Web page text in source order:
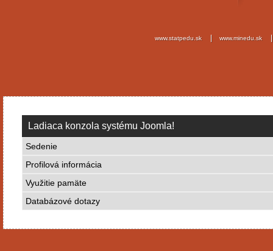
www.statpedu.sk www.minedu.sk
Ladiaca konzola systému Joomla!
Sedenie
Profilová informácia
Využitie pamäte
Databázové dotazy